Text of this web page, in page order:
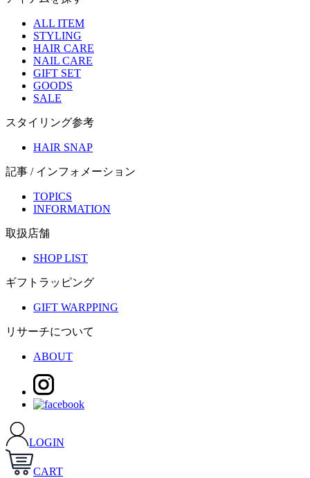
ALL ITEM
STYLING
HAIR CARE
NAIL CARE
GIFT SET
GOODS
SALE
スタイリング参考
HAIR SNAP
記事 / インフォメーション
TOPICS
INFORMATION
取扱店舗
SHOP LIST
ギフトラッピング
GIFT WARPPING
リサーチについて
ABOUT
LOGIN
CART